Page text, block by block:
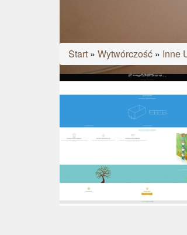
Start » Wytwórczość » Inne